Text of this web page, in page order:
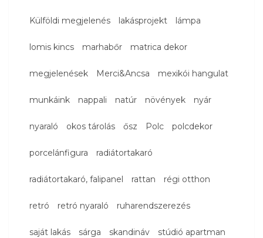
Külföldi megjelenés lakásprojekt lámpa
lomis kincs marhabőr matrica dekor
megjelenések Merci&Ancsa mexikói hangulat
munkáink nappali natúr növények nyár
nyaraló okos tárolás ősz Polc polcdekor
porcelánfigura radiátortakaró
radiátortakaró, falipanel rattan régi otthon
retró retró nyaraló ruharendszerezés
saját lakás sárga skandináv stúdió apartman